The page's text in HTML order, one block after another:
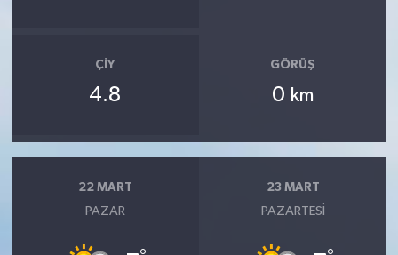
ÇIY
4.8
GÖRÜŞ
0 km
22 MART
PAZAR
23 MART
PAZARTESI